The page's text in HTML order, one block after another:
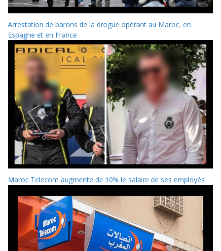
Arrestation de barons de la drogue opérant au Maroc, en
Espagne et en France
Maroc Telecom augmente de 10% le salaire de ses employés